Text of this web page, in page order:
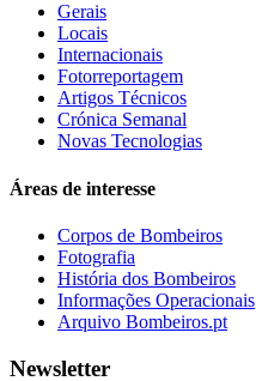
Gerais
Locais
Internacionais
Fotorreportagem
Artigos Técnicos
Crónica Semanal
Novas Tecnologias
Áreas de interesse
Corpos de Bombeiros
Fotografia
História dos Bombeiros
Informações Operacionais
Arquivo Bombeiros.pt
Newsletter